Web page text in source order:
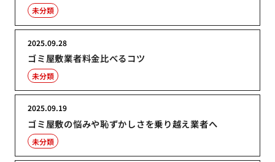
未分類
ゴミ屋敷業者料金比べるコツ
2025.09.28
未分類
ゴミ屋敷の悩みや恥ずかしさを乗り越え業者へ
2025.09.19
未分類